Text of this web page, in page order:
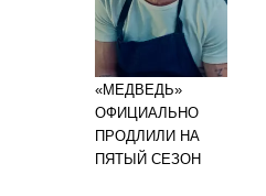
«МЕДВЕДЬ»
ОФИЦИАЛЬНО
ПРОДЛИЛИ НА
ПЯТЫЙ СЕЗОН